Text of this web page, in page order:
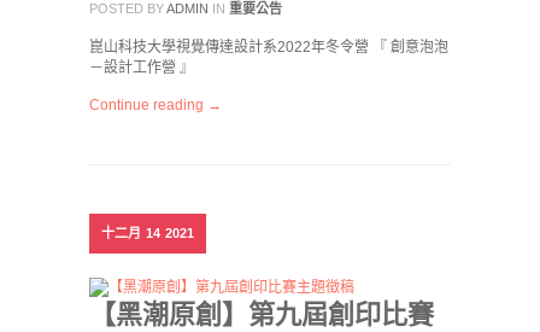
POSTED BYADMIN IN 重要公告
崑山科技大學視覺傳達設計系2022年冬令營 『 創意泡泡
－設計工作營 』
Continue reading →
十二月 14 2021
【黑潮原創】第九屆創印比賽